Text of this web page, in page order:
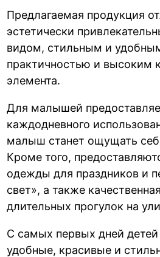
Предлагаемая продукция
эстетически
видом, стильным и
практичностью и высоким
элемента.
Для малышей
каждодневного
малыш станет ощущать
Кроме того,
одежды для праздников и
свет», а также
длительных прогулок на
С самых первых дней
удобные, красивые и